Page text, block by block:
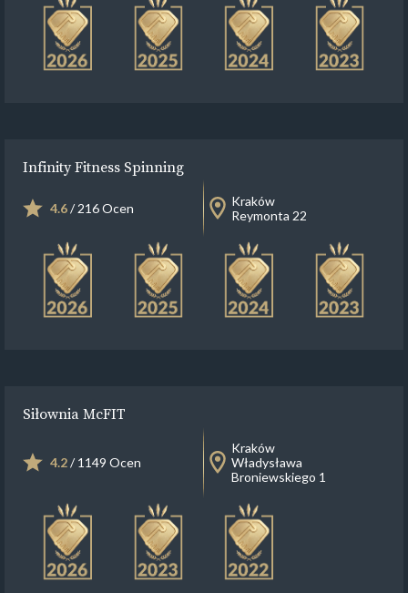
Infinity Fitness Spinning
4.6/ 216 Ocen
Kraków
Reymonta 22
Siłownia McFIT
4.2/ 1149 Ocen
Kraków
Władysława
Broniewskiego 1